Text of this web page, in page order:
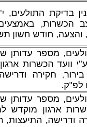
בדיקת התולעים,
הכשרות,
והצעה, חודש חשון
מספר עדותן
וועד הכשרות
חקירה
לפ"ק.
מספר עדותן
ארגון מוקדש
ודרישה, התיעצות,